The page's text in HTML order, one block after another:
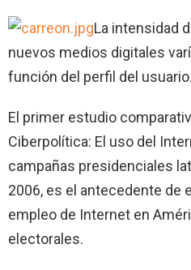
La intensidad
nuevos medios digitales
función del perfil del usuario.
El primer estudio
Ciberpolítica: El uso del
campañas presidenciales
2006, es el antecedente de
empleo de Internet en
electorales.